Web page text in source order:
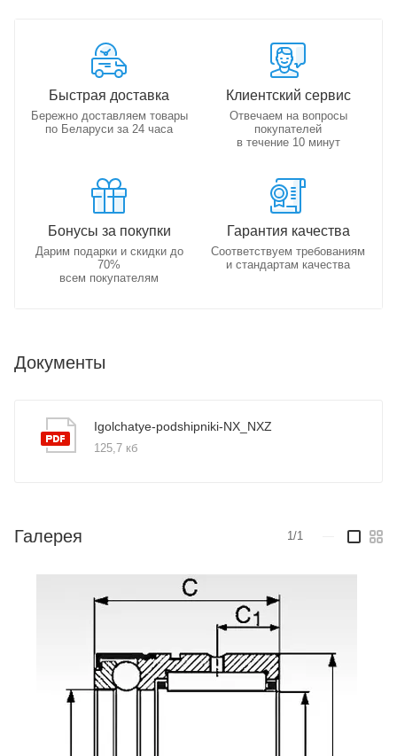
Быстрая доставка
Бережно доставляем товары
по Беларуси за 24 часа
Клиентский сервис
Отвечаем на вопросы
покупателей
в течение 10 минут
Бонусы за покупки
Дарим подарки и скидки до
70%
всем покупателям
Гарантия качества
Соответствуем требованиям
и стандартам качества
Документы
Igolchatye-podshipniki-NX_NXZ
125,7 кб
Галерея 1/1